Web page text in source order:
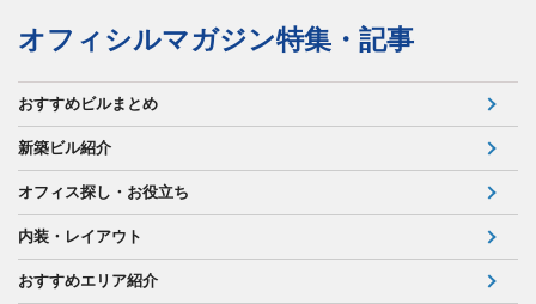
オフィシルマガジン特集・記事
おすすめビルまとめ
新築ビル紹介
オフィス探し・お役立ち
内装・レイアウト
おすすめエリア紹介